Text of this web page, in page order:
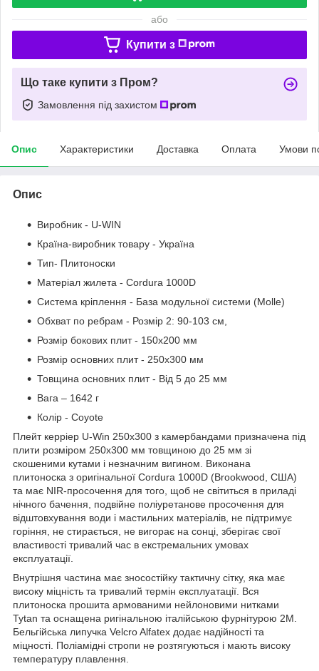
або
Купити з
Що таке купити з Пром?
Замовлення під захистом
Опис Характеристики Доставка Оплата Умови
Опис
Виробник - U-WIN
Країна-виробник товару - Україна
Тип- Плитоноски
Матеріал жилета - Cordura 1000D
Система кріплення - База модульної системи (Molle)
Обхват по ребрам - Розмір 2: 90-103 см,
Розмір бокових плит - 150х200 мм
Розмір основних плит - 250х300 мм
Товщина основних плит - Від 5 до 25 мм
Вага – 1642 г
Колір - Coyote
Плейт керріер U-Win 250х300 з камербандами призначена під
плити розміром 250х300 мм товщиною до 25 мм зі
скошеними кутами і незначним вигином. Виконана
плитоноска з оригінальної Cordura 1000D (Brookwood, США)
та має NIR-просочення для того, щоб не світиться в приладі
нічного бачення, подвійне поліуретанове просочення для
відштовхування води і мастильних матеріалів, не підтримує
горіння, не стирається, не вигорає на сонці, зберігає свої
властивості тривалий час в екстремальних умовах
експлуатації.
Внутрішня частина має зносостійку тактичну сітку, яка має
високу міцність та тривалий термін експлуатації. Вся
плитоноска прошита армованими нейлоновими нитками
Tytan та оснащена ригінальною італійською фурнітурою 2М.
Бельгійська липучка Velcro Alfatex додає надійності та
міцності. Поліамідні стропи не розтягуються і мають високу
температуру плавлення.